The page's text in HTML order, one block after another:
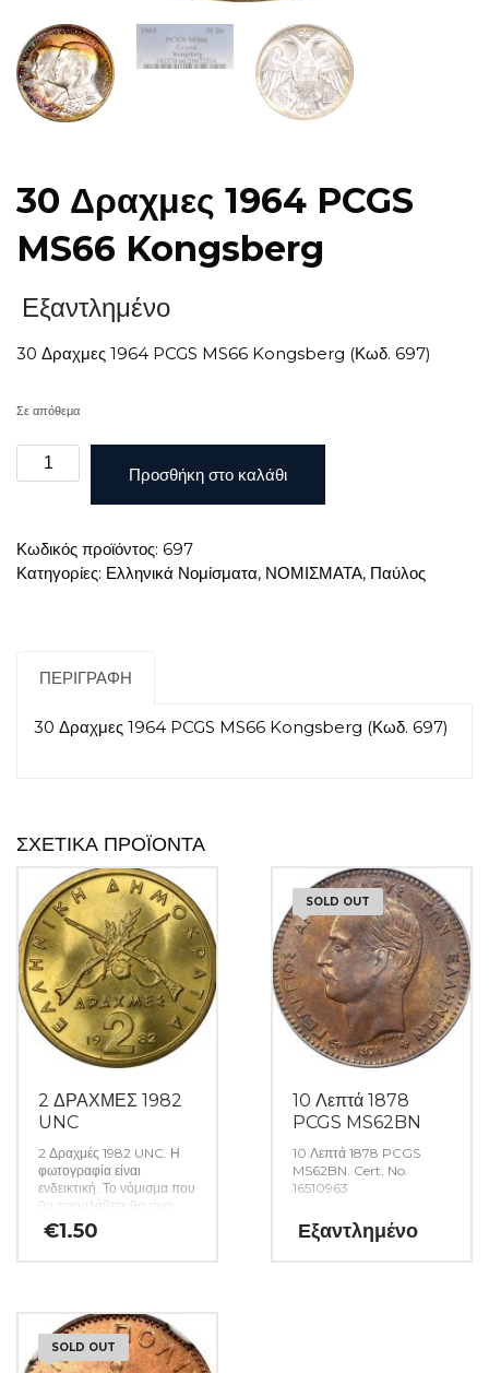
30 Δραχμες 1964 PCGS
MS66 Kongsberg
Εξαντλημένο
30 Δραχμες 1964 PCGS MS66 Kongsberg (Κωδ. 697)
Σε απόθεμα
Δραχμες
MS66
Kongsberg
Προσθήκη στο καλάθι
Κωδικός προϊόντος: 697
Κατηγορίες: Ελληνικά Νομίσματα, ΝΟΜΙΣΜΑΤΑ, Παύλος
ΠΕΡΙΓΡΑΦΉ
30 Δραχμες 1964 PCGS MS66 Kongsberg (Κωδ. 697)
ΣΧΕΤΙΚΆ ΠΡΟΪΌΝΤΑ
2 ΔΡΑΧΜΕΣ 1982
UNC
2 Δραχμές 1982 UNC. Η
φωτογραφία είναι
ενδεικτική. Το νόμισμα που
θα παραλάβετε θα είναι
αυστηρώς ακυκλοφόρητο
από μασούρι τραπέζης.
€1.50
SOLD OUT
10 Λεπτά 1878
PCGS MS62BN
10 Λεπτά 1878 PCGS
MS62BN. Cert. No.
16510963
Εξαντλημένο
SOLD OUT